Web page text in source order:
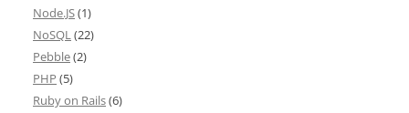
Node.JS(1)
NoSQL(22)
Pebble(2)
PHP (5)
Ruby on Rails(6)